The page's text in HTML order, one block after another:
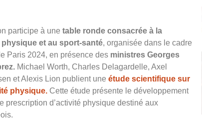
participe à une table ronde consacrée à la
et au sport-santé, organisée dans le cadre
Paris 2024, en présence des ministres Georges
Michael Worth, Charles Delagardelle, Axel
et Alexis Lion publient une étude scientifique sur
physique. Cette étude présente le développement
prescription d’activité physique destiné aux